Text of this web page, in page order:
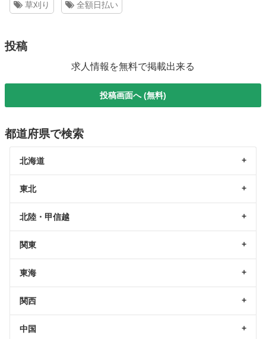
草刈り 全額日払い
投稿
求人情報を無料で掲載出来る
投稿画面へ (無料)
都道府県で検索
北海道
東北
北陸・甲信越
関東
東海
関西
中国